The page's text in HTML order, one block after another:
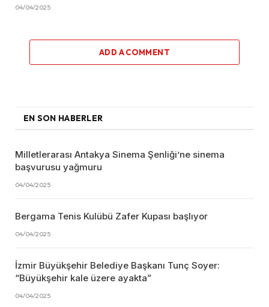
04/04/2025
ADD A COMMENT
EN SON HABERLER
Milletlerarası Antakya Sinema Şenliği’ne sinema
başvurusu yağmuru
04/04/2025
Bergama Tenis Kulübü Zafer Kupası başlıyor
04/04/2025
İzmir Büyükşehir Belediye Başkanı Tunç Soyer:
“Büyükşehir kale üzere ayakta”
04/04/2025